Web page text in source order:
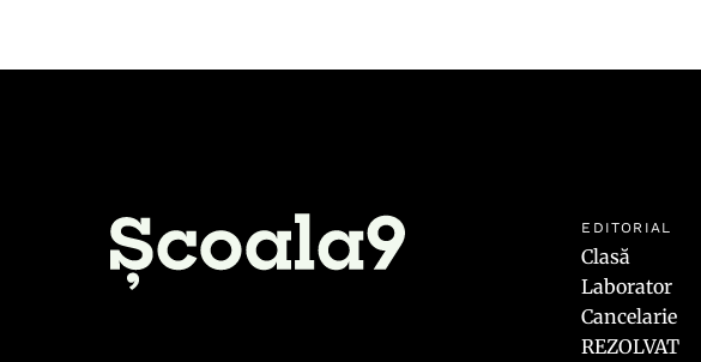
EDITORIAL
Clasă
Laborator
Cancelarie
REZOLVAT